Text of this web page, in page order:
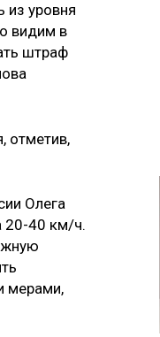
из уровня
видим в
штраф
отметив,
Олега
20-40 км/ч.
мерами,